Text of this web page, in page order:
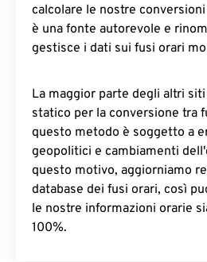
calcolare le nostre
è una fonte autorevole e
gestisce i dati sui fusi orari
La maggior parte degli altri
statico per la conversione tra
questo metodo è soggetto a
geopolitici e cambiamenti
questo motivo, aggiorniamo
database dei fusi orari, così
le nostre informazioni orarie
100%.